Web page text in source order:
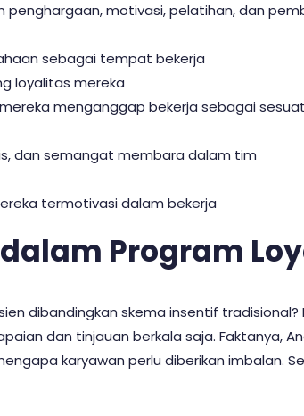
motivasi, pelatihan, dan
sebagai tempat bekerja
loyalitas mereka
menganggap bekerja sebagai
dan semangat membara dalam tim
termotivasi dalam bekerja
Program
dibandingkan skema insentif tradisional?
dan tinjauan berkala saja. Faktanya,
karyawan perlu diberikan imbalan.